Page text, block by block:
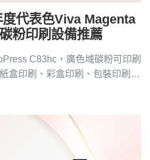
代表色Viva Magenta
粉印刷設備推薦
C83hc，廣色域碳粉可印刷
盒印刷、彩盒印刷、包裝印刷。